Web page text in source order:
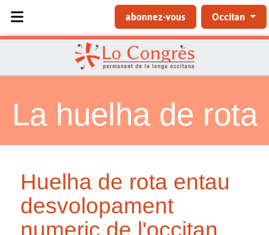
abonnez-vous Occitan
La huelha de rota
Huelha de rota entau
desvolopament
numeric de l'occitan